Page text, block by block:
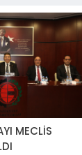
MECLİS